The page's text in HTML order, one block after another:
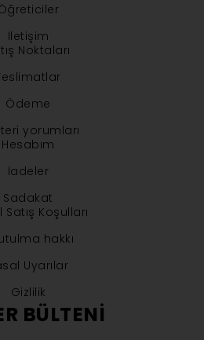
İletişim
Noktaları
Ödeme
yorumları
Hesabım
İadeler
Sadakat
Satış Koşulları
hakkı
Uyarılar
Gizlilik
BÜLTENI